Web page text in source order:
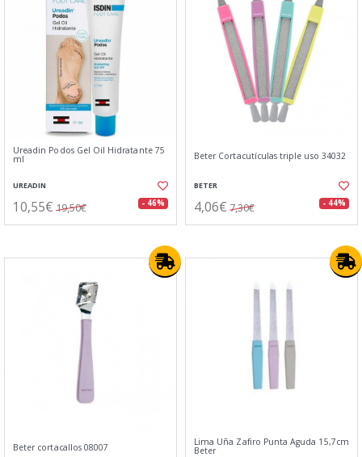
Ureadin Podos Gel Oil Hidratante 75
ml
UREADIN
10,55€ 19,50€ - 46%
Beter Cortacutículas triple uso 34032
BETER
4,06€ 7,30€ - 44%
Beter cortacallos 08007 Lima Uña Zafiro Punta Aguda 15,7cm
Beter